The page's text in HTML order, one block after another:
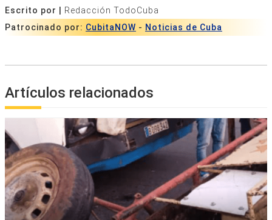
Escrito por |
Redacción TodoCuba
Patrocinado por: CubitaNOW - Noticias de Cuba
Artículos relacionados